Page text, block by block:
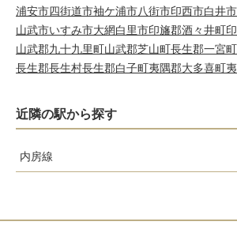
浦安市四街道市袖ケ浦市八街市印西市白井市
山武市いすみ市大網白里市印旛郡酒々井町
山武郡九十九里町山武郡芝山町長生郡一宮町
長生郡長生村長生郡白子町夷隅郡大多喜町
近隣の駅から探す
内房線
江見